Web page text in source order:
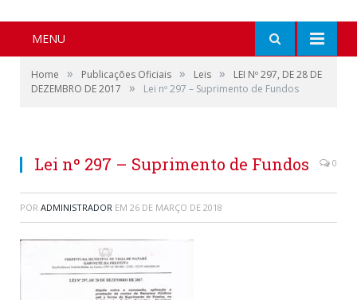
MENU
Home » Publicações Oficiais » Leis »
LEI Nº 297, DE 28 DE
DEZEMBRO DE 2017
» Lei nº 297 – Suprimento de Fundos
Lei nº 297 – Suprimento de Fundos 0
POR ADMINISTRADOR EM 26 DE MARÇO DE 2018